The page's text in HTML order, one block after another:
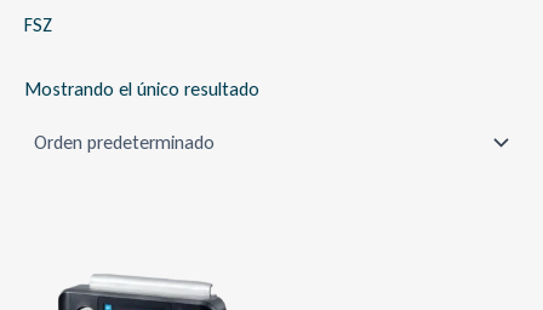
FSZ
Mostrando el único resultado